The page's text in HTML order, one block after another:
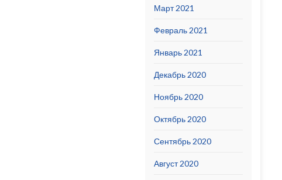
Март 2021
Февраль 2021
Январь 2021
Декабрь 2020
Ноябрь 2020
Октябрь 2020
Сентябрь 2020
Август 2020